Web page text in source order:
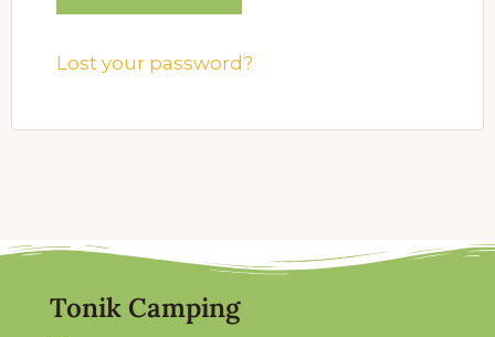
Lost your password?
Tonik Camping